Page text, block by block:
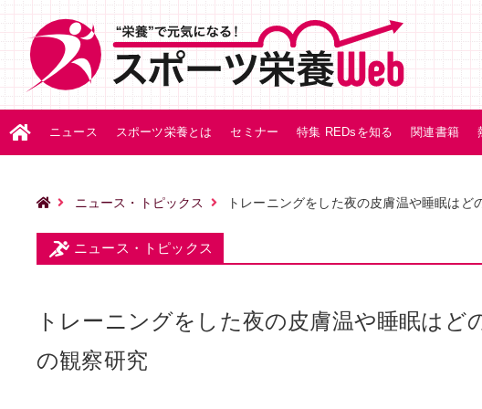
ニュース スポーツ栄養とは セミナー 特集 REDsを知る 関連書籍
ニュース・トピックス トレーニングをした夜の皮膚温や睡眠は
ニュース・トピックス
トレーニングをした夜の皮膚温や睡眠は
の観察研究